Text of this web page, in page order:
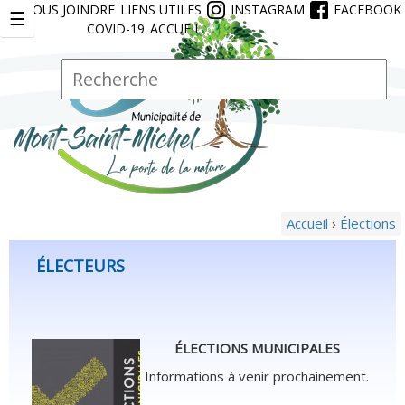
Jump to navigation
☰ FACEBOOK
INSTAGRAM
LIENS UTILES
NOUS JOINDRE
ACCUEIL
COVID-19
o
r
m
u
i
r
e
e
h
e
r
r
Vous
Accueil › Élections
ÉLECTEURS
ÉLECTIONS MUNICIPALES
Informations à venir prochainement.